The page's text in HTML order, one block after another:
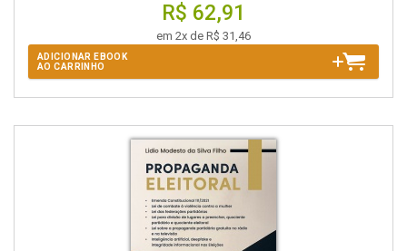
R$ 62,91
em 2x de R$ 31,46
ADICIONAR EBOOK
AO CARRINHO